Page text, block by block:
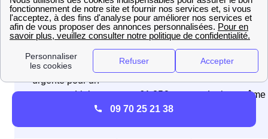
Mise en service
express
74,83€
sous 24 à 48
heures
Mise en service
urgente pour un
compteur Linky,
réalisée le jour
61,25€
Le jour même
09 70 25 21 38